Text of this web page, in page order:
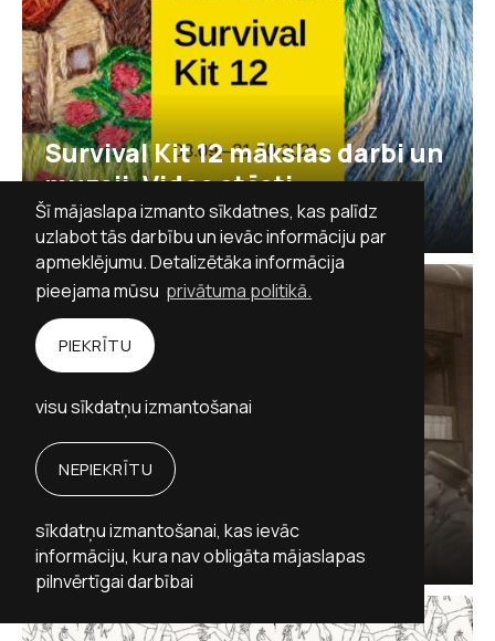
Šī mājaslapa izmanto sīkdatnes, kas palīdz
uzlabot tās darbību un ievāc informāciju par
apmeklējumu. Detalizētāka informācija
pieejama mūsu privātuma politikā.
NEPIEKRĪTU
sīkdatņu izmantošanai, kas ievāc
informāciju, kura nav obligāta mājaslapas
pilnvērtīgai darbībai
PIEKRĪTU
visu sīkdatņu izmantošanai
Survival Kit 12 mākslas darbi un
muzeji. Video stāsti
03 sep 2021 Andreja Upīša memoriālais muzejs
Digitālā izstāde “Rainis un
vilcieni”
25 okt 2021 Raiņa un Aspazijas vasarnīca